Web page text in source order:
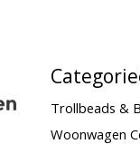
Trollbeads &
Woonwagen